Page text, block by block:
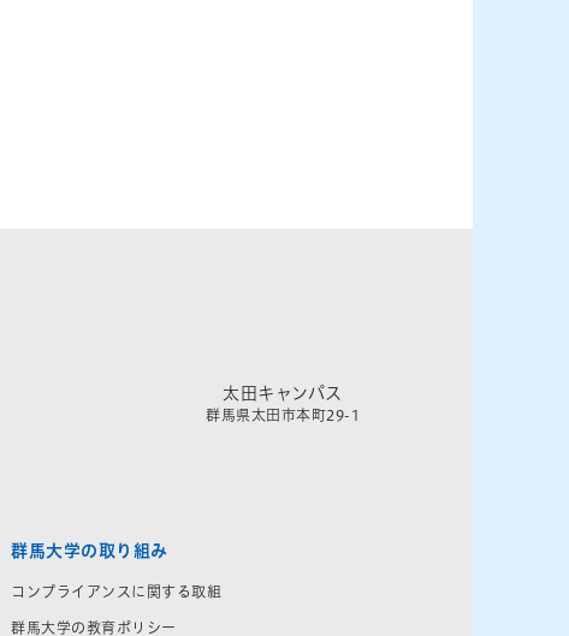
太田キャンパス
群馬県太田市本町29-1
群馬大学の取り組み
コンプライアンスに関する取組
群馬大学の教育ポリシー